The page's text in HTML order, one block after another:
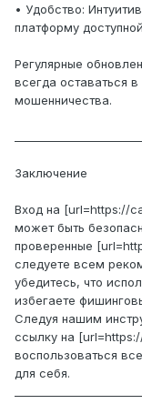
• Удобство:
платформу
Регулярные
всегда оставаться
мошенничества.
Заключение
Вход на [url=https://
может быть
проверенные
следуете всем
убедитесь, что
избегаете
Следуя нашим
ссылку на
воспользоваться
для себя.